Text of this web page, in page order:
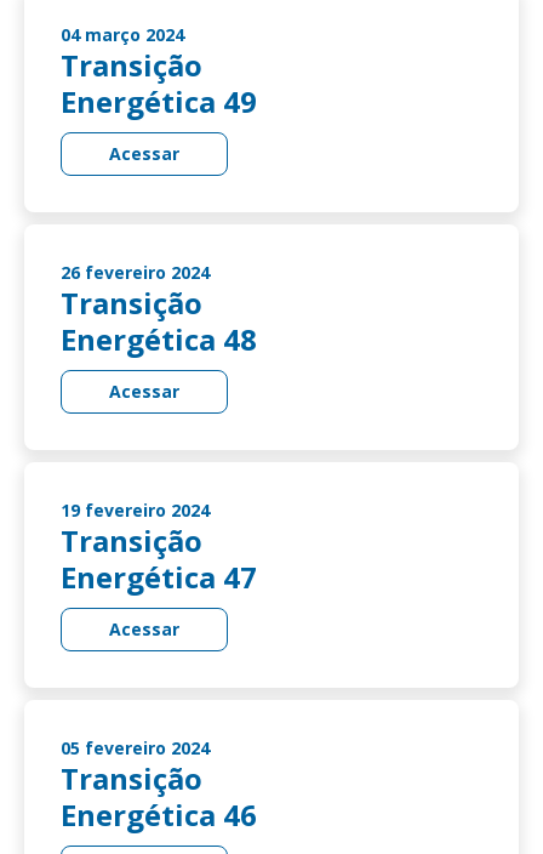
04 março 2024
Transição
Energética 49
Acessar
26 fevereiro 2024
Transição
Energética 48
Acessar
19 fevereiro 2024
Transição
Energética 47
Acessar
05 fevereiro 2024
Transição
Energética 46